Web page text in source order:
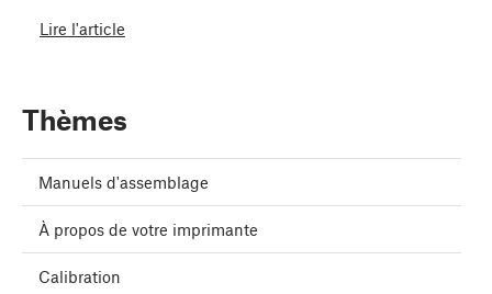
Lire l'article
Thèmes
Manuels d'assemblage
À propos de votre imprimante
Calibration